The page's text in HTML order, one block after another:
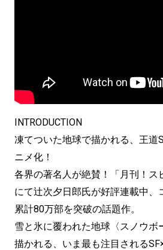
INTRODUCTION
凍てついた地球で描かれる、王道
ニメ化！
各界の著名人が絶賛！「月刊！ス
にて辻次夕日郎氏が好評連載中、
累計80万部を突破の話題作。
雪と氷に覆われた地球〈スノウボ
描かれる、いま最も注目される